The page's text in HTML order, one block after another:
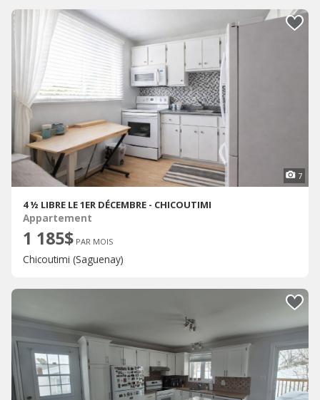
7
4 ½ LIBRE LE 1ER DÉCEMBRE - CHICOUTIMI
Appartement
1 185$ PAR MOIS
Chicoutimi (Saguenay)